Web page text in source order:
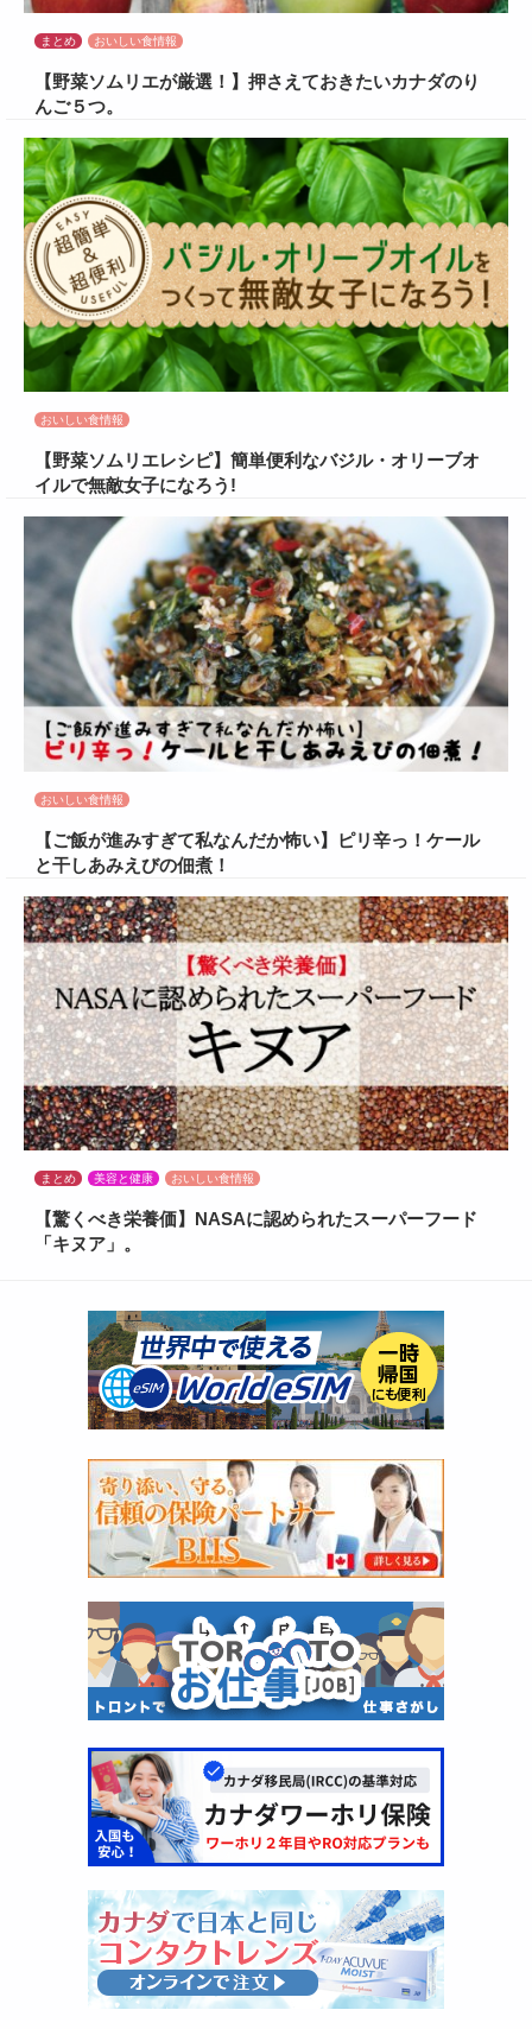
まとめ おいしい食情報
【野菜ソムリエが厳選！】押さえておきたいカナダのり
んご５つ。
おいしい食情報
【野菜ソムリエレシピ】簡単便利なバジル・オリーブオ
イルで無敵女子になろう!
おいしい食情報
【ご飯が進みすぎて私なんだか怖い】ピリ辛っ！ケール
と干しあみえびの佃煮！
まとめ 美容と健康 おいしい食情報
【驚くべき栄養価】NASAに認められたスーパーフード
「キヌア」。